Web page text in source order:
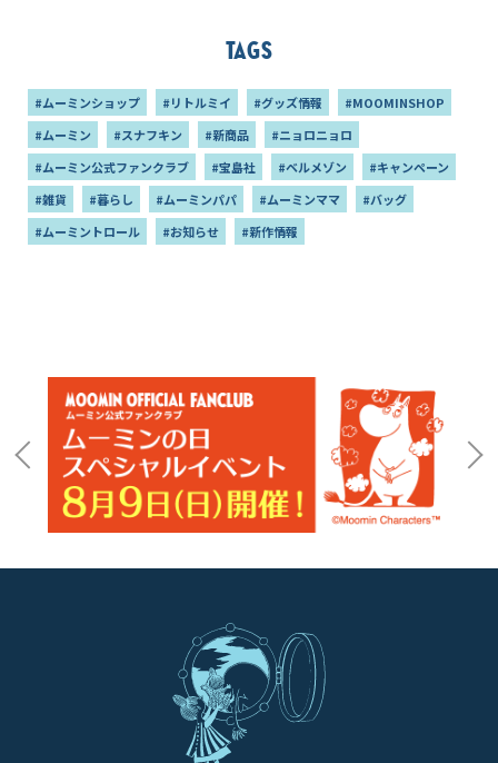
Tags
#ムーミンショップ #リトルミイ #グッズ情報
#MOOMINSHOP
#ムーミン
#スナフキン #新商品
#ニョロニョロ
#ムーミン公式ファンクラブ
#宝島社 #ベルメゾン
#キャンペーン
#雑貨
#暮らし #ムーミンパパ #ムーミンママ
#バッグ
#ムーミントロール
#お知らせ #新作情報